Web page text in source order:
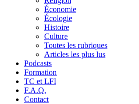
Économie
Écologie
Histoire
Culture
Toutes les rubriques
Articles les plus lus
Podcasts
Formation
TC et LFI
F.A.Q.
Contact